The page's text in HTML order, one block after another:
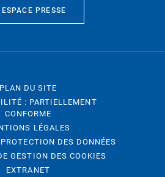
ESPACE PRESSE
PLAN DU SITE
: PARTIELLEMENT
CONFORME
LÉGALES
DES DONNÉES
GESTION DES COOKIES
EXTRANET